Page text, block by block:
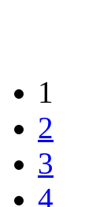
1
2
3
4